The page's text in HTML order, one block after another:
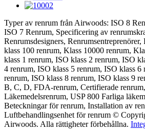
Typer av renrum från Airwoods: ISO 8
ISO 7 Renrum, Specificering av
Renrumsdesigners,
klass 100 renrum, Klass 10000 renrum,
klass 1 renrum, ISO klass 2 renrum, ISO
4 renrum, ISO klass 5 renrum, ISO klass 6
renrum, ISO klass 8 renrum, ISO klass 9
B, C, D, FDA-renrum, Certifierade
Läkemedelsrenrum, USP 800 Farliga
Beteckningar för renrum, Installation av
Luftbehandlingsenhet för renrum ©
Airwoods. Alla rättigheter förbehållna.